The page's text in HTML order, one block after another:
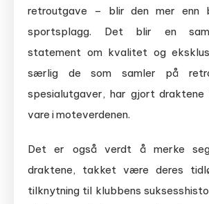
retroutgave – blir den mer enn
sportsplagg. Det blir en
statement om kvalitet og
særlig de som samler på
spesialutgaver, har gjort
vare i moteverdenen.
Det er også verdt å merke
draktene, takket være deres
tilknytning til klubbens